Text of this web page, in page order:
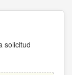
solicitud